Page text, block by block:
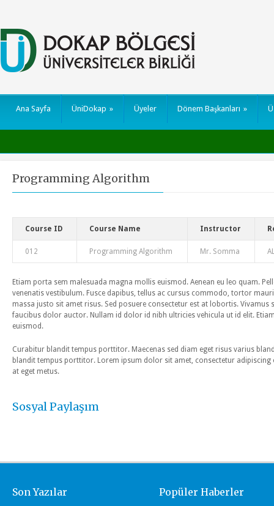
Ana Sayfa ÜniDokap » Üyeler Dönem Başkanları »
Programming Algorithm
Course ID Course Name Instructor
012 Programming Algorithm Mr. Somma
Etiam porta sem malesuada magna mollis euismod. Aenean eu leo quam.
venenatis vestibulum. Fusce dapibus, tellus ac cursus commodo, tortor
massa justo sit amet risus. Sed posuere consectetur est at lobortis.
faucibus dolor auctor. Nullam id dolor id nibh ultricies vehicula ut id elit.
euismod.
Curabitur blandit tempus porttitor. Maecenas sed diam eget risus varius
blandit tempus porttitor. Lorem ipsum dolor sit amet, consectetur
at eget metus.
Sosyal Paylaşım
Son Yazılar Popüler Haberler